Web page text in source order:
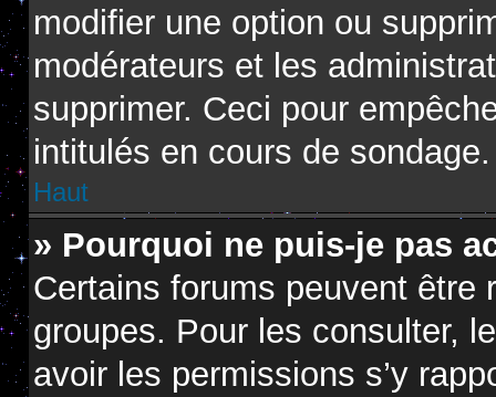
modifier une option ou
modérateurs et les
supprimer. Ceci pour
intitulés en cours de sondage.
Haut
» Pourquoi ne puis-je pas
Certains forums peuvent être
groupes. Pour les consulter,
avoir les permissions s’y